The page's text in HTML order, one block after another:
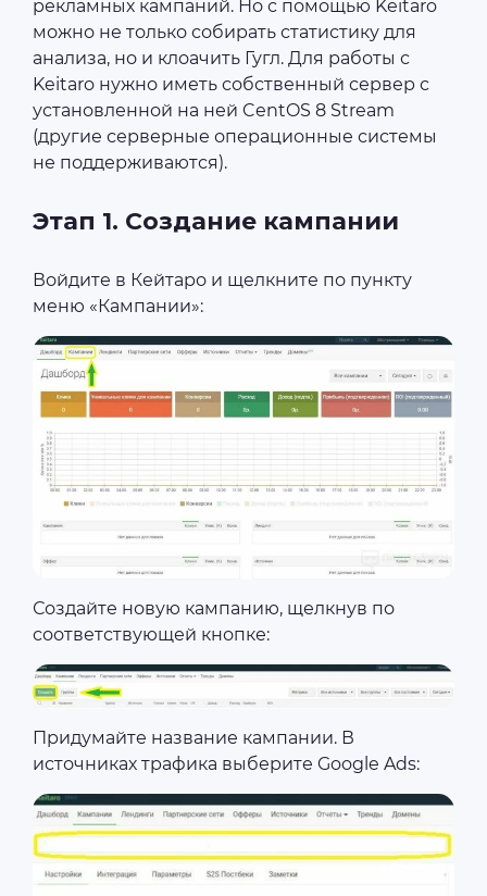
рекламных кампаний. Но с помощью Keitaro
можно не только собирать статистику для
анализа, но и клоачить Гугл. Для работы с
Keitaro нужно иметь собственный сервер с
установленной на ней CentOS 8 Stream
(другие серверные операционные системы
не поддерживаются).
Этап 1. Создание кампании
Войдите в Кейтаро и щелкните по пункту
меню «Кампании»:
Создайте новую кампанию, щелкнув по
соответствующей кнопке:
Придумайте название кампании. В
источниках трафика выберите Google Ads: